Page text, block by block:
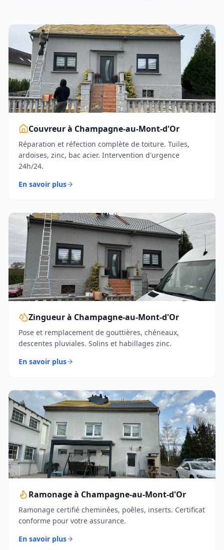
Couvreur à Champagne-au-Mont-d'Or
Réparation et réfection complète de toiture. Tuiles,
ardoises, zinc, bac acier. Intervention d'urgence
24h/24.
En savoir plus
Zingueur à Champagne-au-Mont-d'Or
Pose et remplacement de gouttières, chéneaux,
descentes pluviales. Solins et habillages zinc.
En savoir plus
Ramonage à Champagne-au-Mont-d'Or
Ramonage certifié cheminées, poêles, inserts. Certificat
conforme pour votre assurance.
En savoir plus